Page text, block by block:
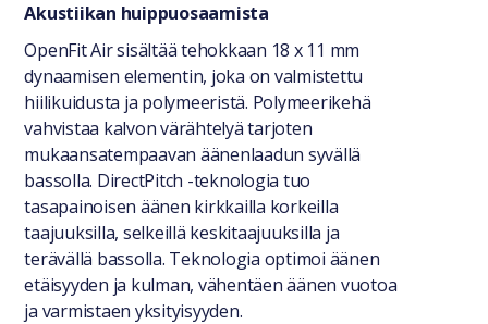
Akustiikan huippuosaamista
OpenFit Air sisältää tehokkaan 18 x 11 mm
dynaamisen elementin, joka on valmistettu
hiilikuidusta ja polymeeristä. Polymeerikehä
vahvistaa kalvon värähtelyä tarjoten
mukaansatempaavan äänenlaadun syvällä
bassolla. DirectPitch -teknologia tuo
tasapainoisen äänen kirkkailla korkeilla
taajuuksilla, selkeillä keskitaajuuksilla ja
terävällä bassolla. Teknologia optimoi äänen
etäisyyden ja kulman, vähentäen äänen vuotoa
ja varmistaen yksityisyyden.